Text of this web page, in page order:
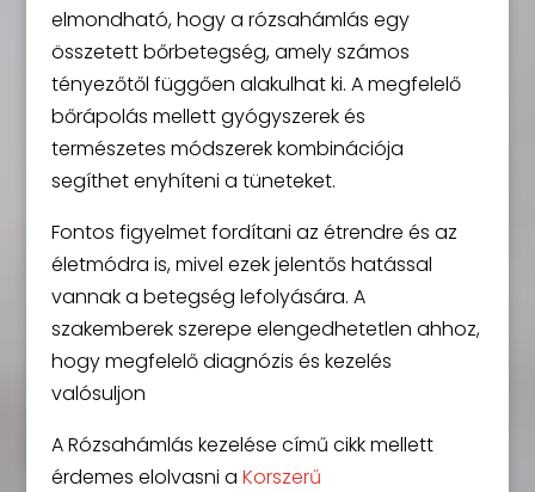
elmondható, hogy a rózsahámlás egy
összetett bőrbetegség, amely számos
tényezőtől függően alakulhat ki. A megfelelő
bőrápolás mellett gyógyszerek és
természetes módszerek kombinációja
segíthet enyhíteni a tüneteket.
Fontos figyelmet fordítani az étrendre és az
életmódra is, mivel ezek jelentős hatással
vannak a betegség lefolyására. A
szakemberek szerepe elengedhetetlen ahhoz,
hogy megfelelő diagnózis és kezelés
valósuljon
A Rózsahámlás kezelése című cikk mellett
érdemes elolvasni a Korszerű